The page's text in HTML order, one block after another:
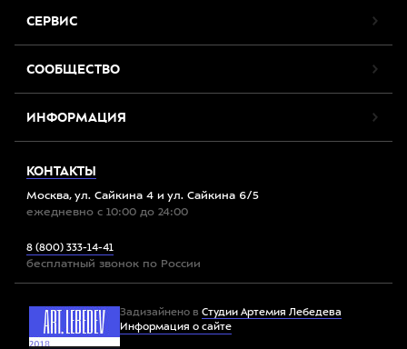
СЕРВИС
СООБЩЕСТВО
ИНФОРМАЦИЯ
КОНТАКТЫ
Москва, ул. Сайкина 4 и ул. Сайкина 6/5
ежедневно с 10:00 до 24:00
8 (800) 333-14-41
бесплатный звонок по России
Задизайнено в Студии Артемия Лебедева
Информация о сайте